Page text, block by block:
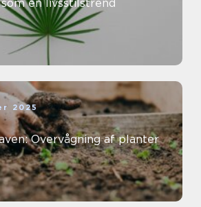
en livsstilstrend
2025
Overvågning af planter